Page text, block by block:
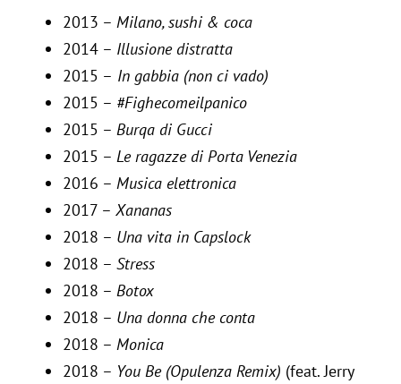
2013 – Milano, sushi & coca
2014 – Illusione distratta
2015 – In gabbia (non ci vado)
2015 – #Fighecomeilpanico
2015 – Burqa di Gucci
2015 – Le ragazze di Porta Venezia
2016 – Musica elettronica
2017 – Xananas
2018 – Una vita in Capslock
2018 – Stress
2018 – Botox
2018 – Una donna che conta
2018 – Monica
2018 – You Be (Opulenza Remix) (feat. Jerry